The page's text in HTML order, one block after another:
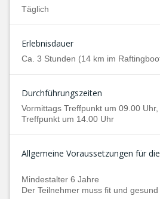
Täglich
Erlebnisdauer
Ca. 3 Stunden (14 km im
Durchführungszeiten
Vormittags Treffpunkt um 09.00
Treffpunkt um 14.00 Uhr
Allgemeine Voraussetzungen für
Mindestalter 6 Jahre
Der Teilnehmer muss fit und gesund